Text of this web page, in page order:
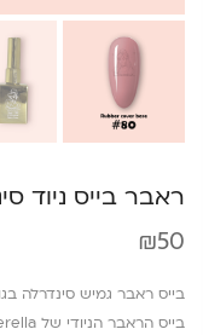
ראבר בייס ניוד
₪50
בייס ראבר גמיש סינדרלה